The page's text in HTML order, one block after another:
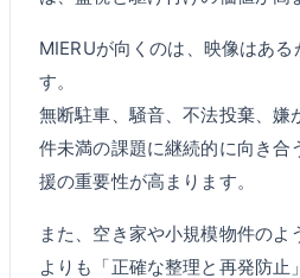
MIERUが向くのは、映像はあ
す。
無断駐車、騒音、不法投棄、嫌
件未満の課題に継続的に向き合
援の重要性が高まります。
また、空き家や小規模物件のよ
よりも「正確な整理と再発防止